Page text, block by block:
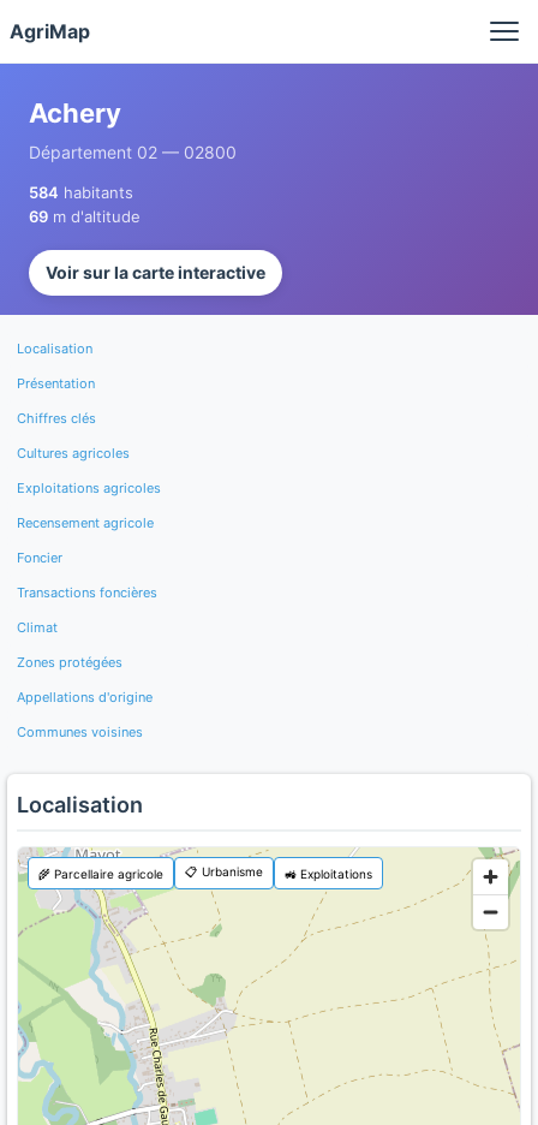
AgriMap
Achery
Département 02 — 02800
584 habitants
69 m d'altitude
Voir sur la carte interactive
Localisation
Présentation
Chiffres clés
Cultures agricoles
Exploitations agricoles
Recensement agricole
Foncier
Transactions foncières
Climat
Zones protégées
Appellations d'origine
Communes voisines
Localisation
🌾 Parcellaire agricole 📋 Urbanisme 🚜 Exploitations